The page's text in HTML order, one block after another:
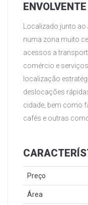
ENVOLVENTE
Localizado junto
numa zona muito
acessos a
comércio e
localização
deslocações
cidade, bem como
cafés e outras
Preço
Área